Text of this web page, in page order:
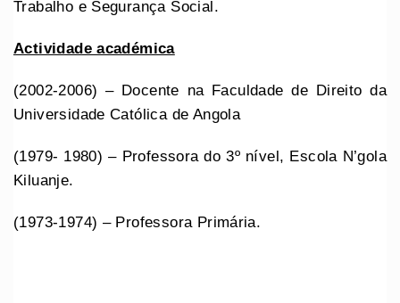
Trabalho e Segurança Social.
Actividade académica
(2002-2006) – Docente na Faculdade de Direito da
Universidade Católica de Angola
(1979- 1980) – Professora do 3º nível, Escola N’gola
Kiluanje.
(1973-1974) – Professora Primária.